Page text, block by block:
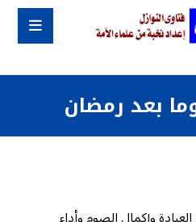
بعد رمضان